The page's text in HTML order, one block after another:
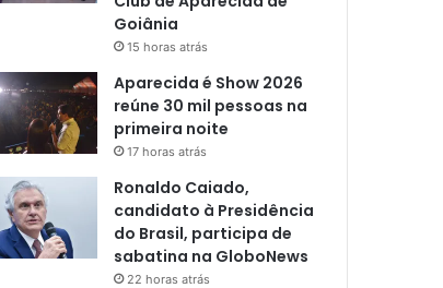
Goiânia
15 horas atrás
Aparecida é Show 2026
reúne 30 mil pessoas na
primeira noite
17 horas atrás
Ronaldo Caiado,
candidato à Presidência
do Brasil, participa de
sabatina na GloboNews
22 horas atrás